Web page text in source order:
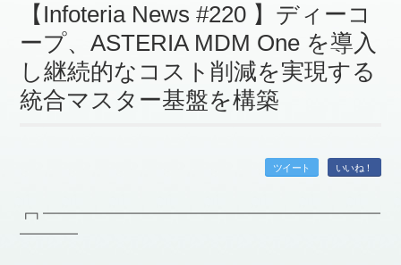
【Infoteria News #220 】ディーコ
ープ、ASTERIA MDM One を導入
し継続的なコスト削減を実現する
統合マスター基盤を構築
ツイート いいね！
┏┓━━━━━━━━━━━━━━━━━━━━━━━━━━━━━
━━━━━